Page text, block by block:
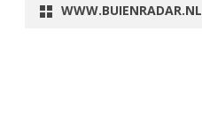
WWW.BUIENRADAR.NL